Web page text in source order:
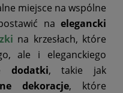
miejsce na wspólne
naelegancki
na krzesłach, które
ale i eleganckiego
dodatki, takie jak
dekoracje, które